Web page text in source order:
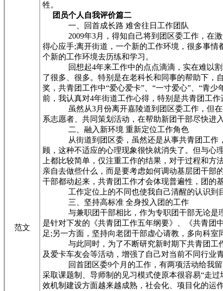
范文
牲。
团员个人自我评价篇二
一、回首成长路 难舍往日工作团队
2009年3月，得知自己将到团区委工作，在激动
得心应手;离开街道，一个新的工作环境，很多事
个新的工作环境去历练和学习。
回想起4年来工作中的点点滴滴，实在难以割舍
了很多、很多。特别是在老科长和同事的帮助下，
奖，共青团工作中“爱心爱卡”、“一寸爱心”、“青
前，我认真对4年街道工作心得，特别是共青团工
虽然从3月份离开嘉陵道到团区委工作，但在街
系志愿者、共同策划活动，在帮助新团干部尽快进
二、融入新环境 重新定位工作角色
从街道到团区委，虽然还是从事共青团工作，
顾，这种不适应的心理现象很快就消失了。但与心
上都比较简单，仅注重工作的结果，对于过程和
亲自去做些什么，而是要考虑如何调动基层团干部
干部都动起来，共青团工作才会体现普遍性，团的
工作定位上的不同也使我自己清醒的认识到目
三、坚持高标准 全身投入团的工作
与兼职团干部相比，作为专职团干部无论是理
是针对下发的《共青团工作五年纲要》、《共青团
足;另一方面，坚持向老团干部虚心请教，多向科
与此同时，为了不断研究新时期下共青团工作
及爱卡车友会等活动，增强了自己对当前不同行业
回首团区委9个月的工作，有两项活动给我留下
采取课题制、导师制的见习模式使原本很容易“走
效机制建设方面越来越成熟，社会化、项目化的运